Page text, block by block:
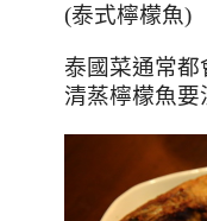
(泰式檸檬魚)
泰國菜通常都
清蒸檸檬魚要